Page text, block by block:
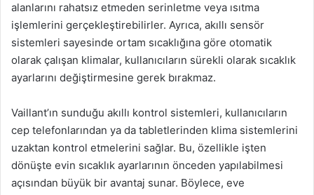
alanlarını rahatsız etmeden serinletme veya ısıtma
işlemlerini gerçekleştirebilirler. Ayrıca, akıllı sensör
sistemleri sayesinde ortam sıcaklığına göre otomatik
olarak çalışan klimalar, kullanıcıların sürekli olarak sıcaklık
ayarlarını değiştirmesine gerek bırakmaz.
Vaillant’ın sunduğu akıllı kontrol sistemleri, kullanıcıların
cep telefonlarından ya da tabletlerinden klima sistemlerini
uzaktan kontrol etmelerini sağlar. Bu, özellikle işten
dönüşte evin sıcaklık ayarlarının önceden yapılabilmesi
açısından büyük bir avantaj sunar. Böylece, eve